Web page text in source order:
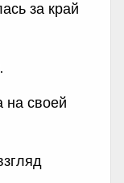
за край
на своей